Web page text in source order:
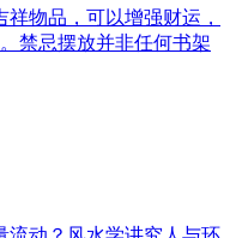
物品，可以增强财运，
禁忌摆放并非任何书架